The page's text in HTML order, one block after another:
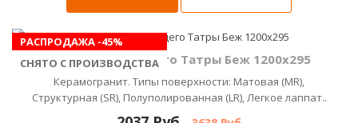
РАСПРОДАЖА -45%
СНЯТО С ПРОИЗВОДСТВА
Керамика Будущего Татры Беж 1200x295
Керамогранит. Типы поверхности: Матовая (MR),
Структурная (SR), Полуполированная (LR), Легкое лаппат..